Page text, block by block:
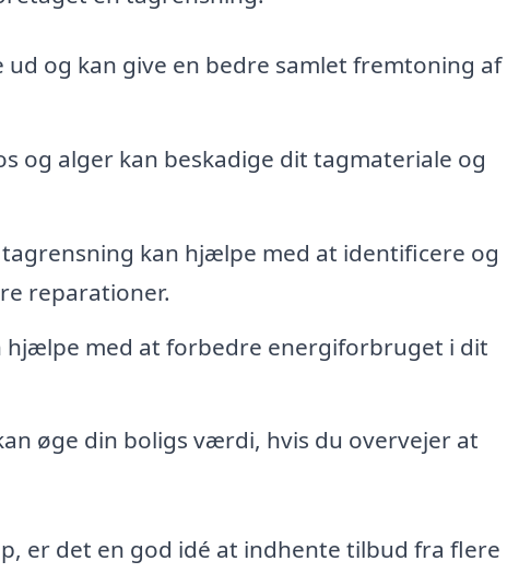
ud og kan give en bedre samlet fremtoning af
og alger kan beskadige dit tagmateriale og
kan hjælpe med at identificere og
reparationer.
hjælpe med at forbedre energiforbruget i dit
øge din boligs værdi, hvis du overvejer at
er det en god idé at indhente tilbud fra flere